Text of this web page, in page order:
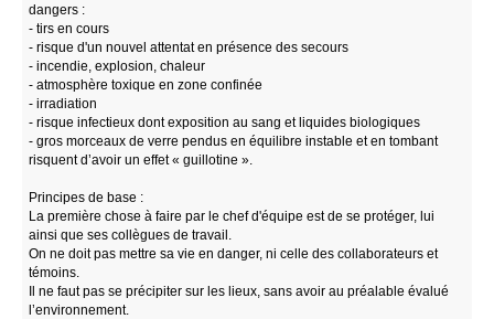
dangers :
- tirs en cours
- risque d'un nouvel attentat en présence des secours
- incendie, explosion, chaleur
- atmosphère toxique en zone confinée
- irradiation
- risque infectieux dont exposition au sang et liquides biologiques
- gros morceaux de verre pendus en équilibre instable et en tombant
risquent d’avoir un effet « guillotine ».
Principes de base :
La première chose à faire par le chef d'équipe est de se protéger, lui
ainsi que ses collègues de travail.
On ne doit pas mettre sa vie en danger, ni celle des collaborateurs et
témoins.
Il ne faut pas se précipiter sur les lieux, sans avoir au préalable évalué
l’environnement.